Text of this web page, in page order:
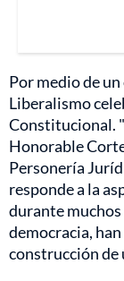
Por medio de
Liberalismo
Constitucional.
Honorable
Personería
responde a la
durante
democracia,
construcción de